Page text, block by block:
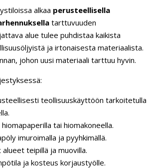
alkaa perusteellisella
tarttuvuuden
alue tulee puhdistaa kaikista
ja irtonaisesta materiaalista.
johon uusi materiaali tarttuu hyvin.
teollisuuskäyttöön tarkoitetulla
tai hiomakoneella.
imuroimalla ja pyyhkimällä.
teipillä ja muovilla.
ja kosteus korjaustyölle.